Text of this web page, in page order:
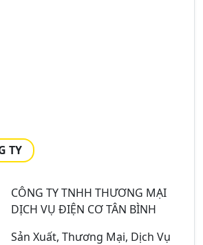
TY
CÔNG TY TNHH THƯƠNG MẠI
DỊCH VỤ ĐIỆN CƠ TÂN BÌNH
Sản Xuất, Thương Mại, Dịch Vụ